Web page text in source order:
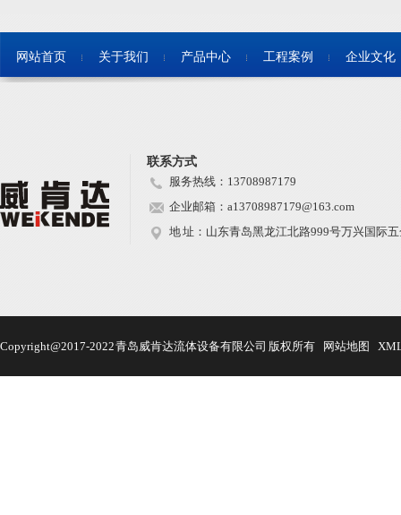
网站首页 关于我们 产品中心 工程案例 企业文化
联系方式
服务热线：13708987179
企业邮箱：a13708987179@163.com
地 址：山东青岛黑龙江北路999号万兴国际
Copyright@2017-2022 青岛威肯达流体设备有限公司 版权所有 网站地图